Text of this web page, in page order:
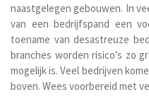
naastgelegen gebouwen. In
van een bedrijfspand een
toename van desastreuze
branches worden risico’s zo
mogelijk is. Veel bedrijven
boven. Wees voorbereid met